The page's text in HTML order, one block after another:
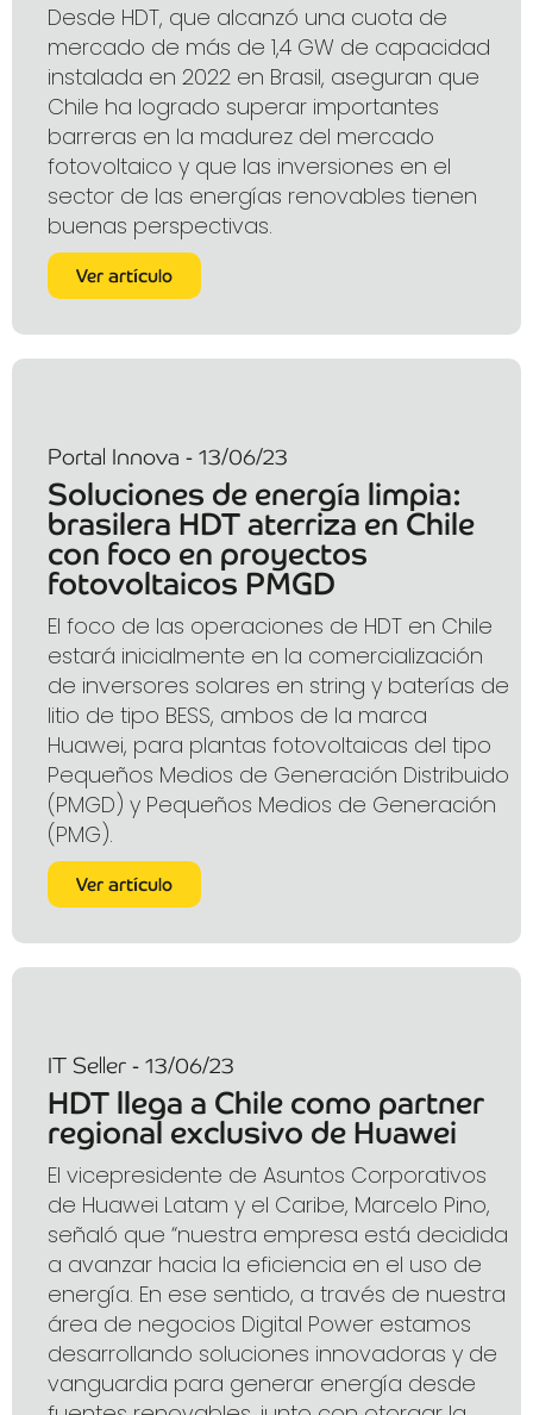
Desde HDT, que alcanzó una cuota de
mercado de más de 1,4 GW de capacidad
instalada en 2022 en Brasil, aseguran que
Chile ha logrado superar importantes
barreras en la madurez del mercado
fotovoltaico y que las inversiones en el
sector de las energías renovables tienen
buenas perspectivas.
Ver artículo
Portal Innova - 13/06/23
Soluciones de energía limpia:
brasilera HDT aterriza en Chile
con foco en proyectos
fotovoltaicos PMGD
El foco de las operaciones de HDT en Chile
estará inicialmente en la comercialización
de inversores solares en string y baterías de
litio de tipo BESS, ambos de la marca
Huawei, para plantas fotovoltaicas del tipo
Pequeños Medios de Generación Distribuido
(PMGD) y Pequeños Medios de Generación
(PMG).
Ver artículo
IT Seller - 13/06/23
HDT llega a Chile como partner
regional exclusivo de Huawei
El vicepresidente de Asuntos Corporativos
de Huawei Latam y el Caribe, Marcelo Pino,
señaló que “nuestra empresa está decidida
a avanzar hacia la eficiencia en el uso de
energía. En ese sentido, a través de nuestra
área de negocios Digital Power estamos
desarrollando soluciones innovadoras y de
vanguardia para generar energía desde